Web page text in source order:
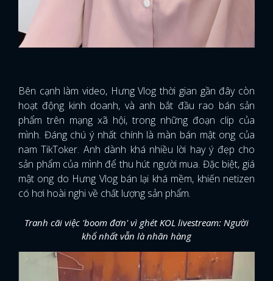
Bên cạnh làm video, Hưng Vlog thời gian gần đây còn
hoạt động kinh doanh, và anh bắt đầu rao bán sản
phẩm trên mạng xã hội, trong những đoạn clip của
mình. Đáng chú ý nhất chính là màn bán mật ong của
nam TikToker. Anh dành khá nhiều lời hay ý đẹp cho
sản phẩm của mình để thu hút người mua. Đặc biệt, giá
mật ong do Hưng Vlog bán lại khá mềm, khiến netizen
có hơi hoài nghi về chất lượng sản phẩm.
Tranh cãi việc 'boom đơn' vì ghét KOL livestream: Người
khổ nhất vẫn là nhãn hàng